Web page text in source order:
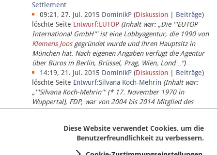
ImpressumSettlement
09:21, 27. Jul. 2015 DominikP (Diskussion Beiträge)
löschte Seite Entwurf:EUTOP (Inhalt war: „Die '''EUTOP
International GmbH''' ist eine Lobbyagentur, die 1990 von
Klemens Joosgegründet wurde und ihren Hauptsitz in
München hat. Nach eigenen Angaben verfügt die Agentur
über Büros in Berlin, Brüssel, Prag, Wien, Lond…“)
14:19, 21. Jul. 2015 DominikP (Diskussion Beiträge)
löschte Seite Entwurf:Silvana Koch-Mehrin (Inhalt war:
„'''Silvana Koch-Mehrin''' (* 17. November 1970 in
Wuppertal), FDP, war von 2004 bis 2014 Mitglied des
Europäischen Parlaments, seit November 2014 ist sie für
Diese Website verwendet Cookies, um die
Benutzerfreundlichkeit zu verbessern.